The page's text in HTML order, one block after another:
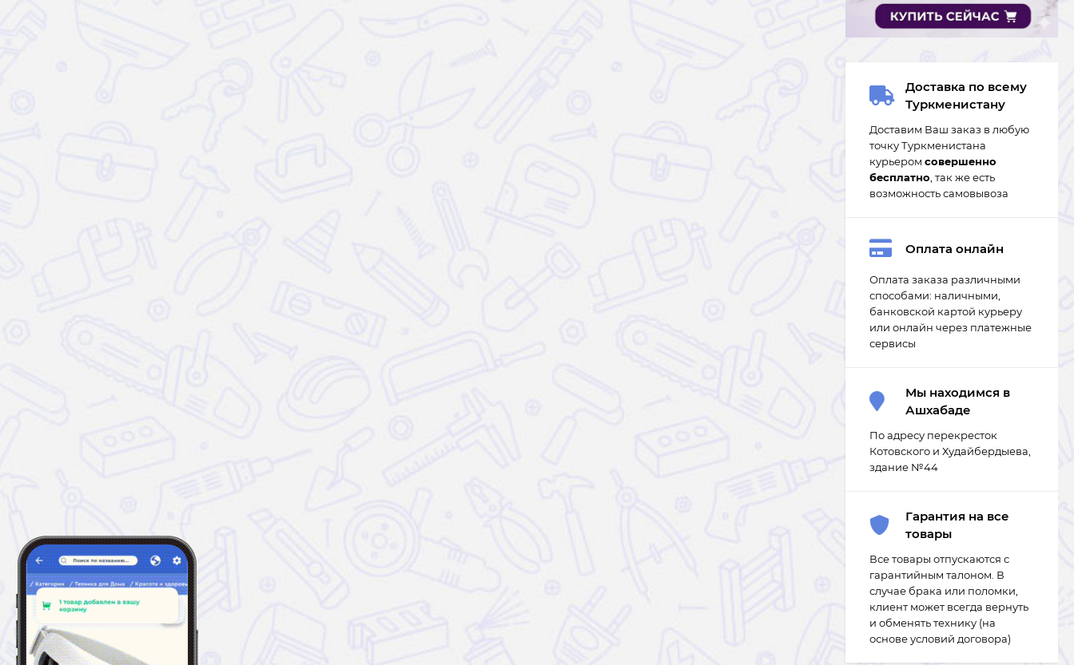
Доставка по всему
Туркменистану
Доставим Ваш заказ в любую
точку Туркменистана
курьером совершенно
бесплатно , так же есть
возможность самовывоза
Оплата онлайн
Оплата заказа различными
способами: наличными,
банковской картой курьеру
или онлайн через платежные
сервисы
Мы находимся в
Ашхабаде
По адресу перекресток
Котовского и Худайбердыева,
здание №44
Гарантия на все
товары
Все товары отпускаются с
гарантийным талоном. В
случае брака или поломки,
клиент может всегда вернуть
и обменять технику (на
основе условий договора)